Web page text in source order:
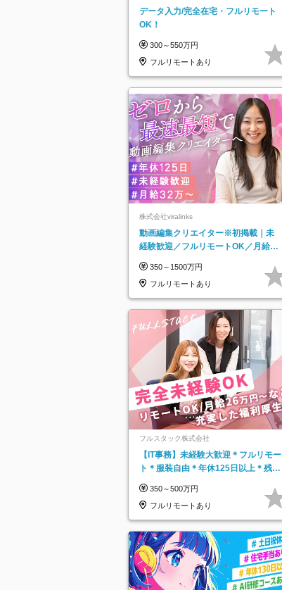
データ入力/完全在宅・フルリモート
OK！
300～550万円
フルリモートあり
株式会社viralinks
動画編集クリエイター※初掲載｜未
経験歓迎／フルリモートOK／月給32
350～1500万円
フルリモートあり
フルスタック株式会社
【IT事務】未経験大歓迎＊フルリモー
ト＊服装自由＊年休125日以上＊残業
350～500万円
フルリモートあり